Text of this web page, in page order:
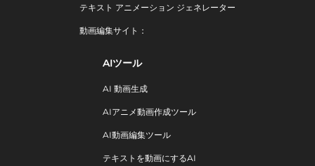
テキスト アニメーション ジェネレーター
動画編集サイト：
AIツール
AI 動画生成
AIアニメ動画作成ツール
AI動画編集ツール
テキストを動画にするAI